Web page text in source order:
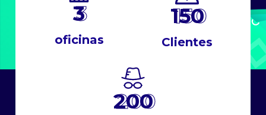
oficinas
3
Clientes
150
200